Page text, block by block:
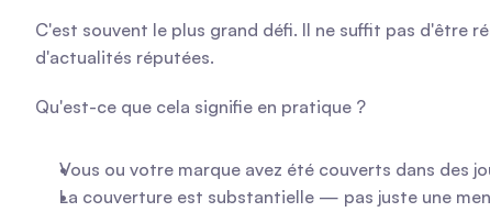
C'est souvent le plus grand défi. Il ne suffit pas d'être
d'actualités réputées.
Qu'est-ce que cela signifie en pratique ?
Vous ou votre marque avez été couverts dans des
La couverture est substantielle — pas juste une